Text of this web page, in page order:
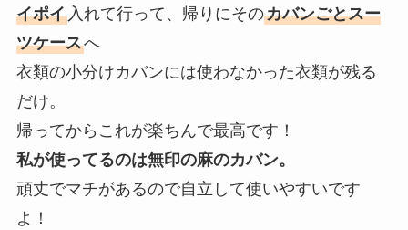
イポイ入れて行って、帰りにそのカバンごとスー
ツケースへ
衣類の小分けカバンには使わなかった衣類が残る
だけ。
帰ってからこれが楽ちんで最高です！
私が使ってるのは無印の麻のカバン。
頑丈でマチがあるので自立して使いやすいです
よ！